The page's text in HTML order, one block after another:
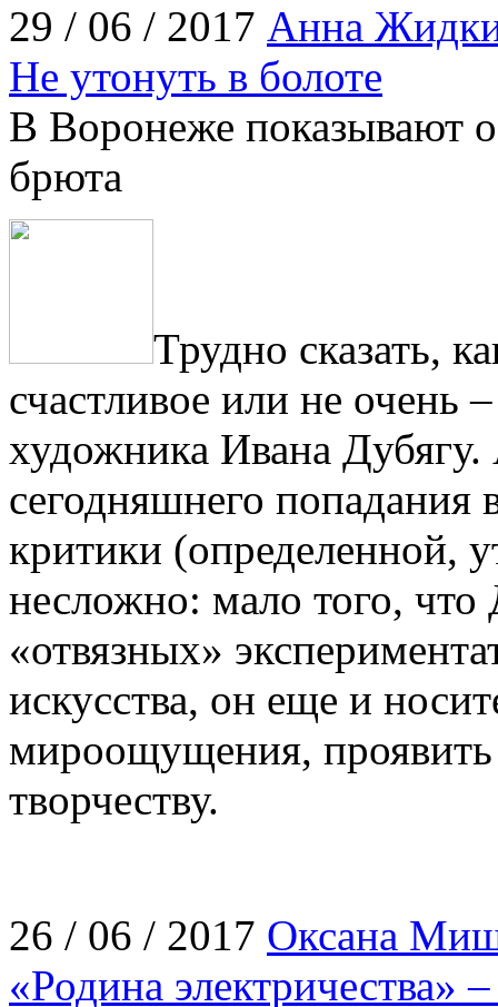
29 / 06 / 2017 Анна
Не утонуть в болоте
В Воронеже показывают
брюта
Трудно сказать,
счастливое или не очень
художника Ивана
сегодняшнего попадания
критики (определенной,
несложно: мало того,
«отвязных»
искусства, он еще и
мироощущения, проявить
творчеству.
26 / 06 / 2017 Оксана
«Родина электричества»